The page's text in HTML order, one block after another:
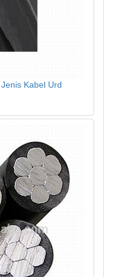
Kabel Urd